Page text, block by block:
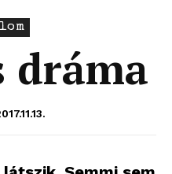
dráma